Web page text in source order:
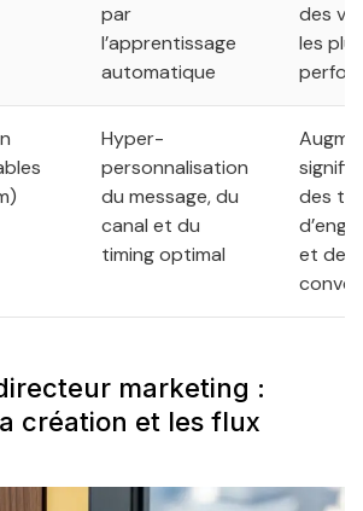
par
l’apprentissage
automatique
des
les plus
Hyper-
personnalisation
du message, du
canal et du
timing optimal
des
et de
marketing :
création et les flux